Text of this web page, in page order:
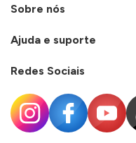
Sobre nós
Ajuda e suporte
Redes Sociais